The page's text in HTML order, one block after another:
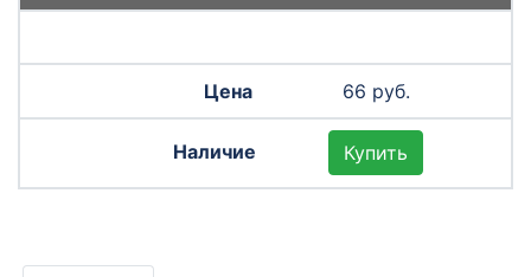
66 руб.
Купить